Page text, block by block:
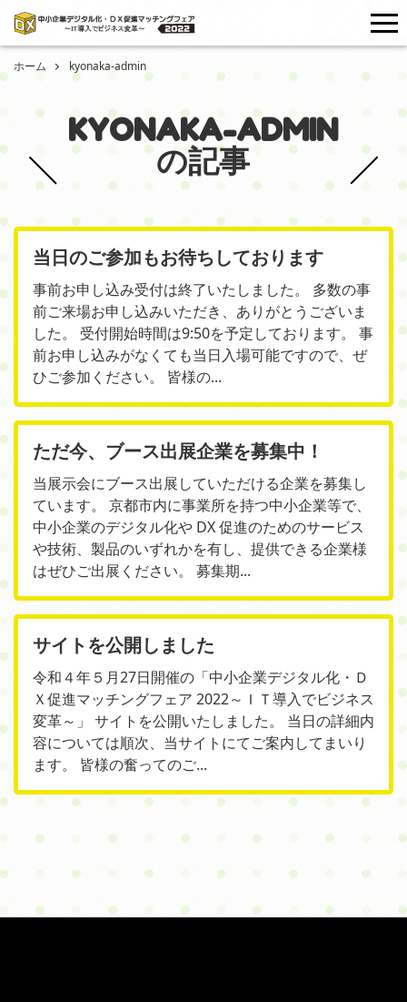
ホーム kyonaka-admin
KYONAKA-ADMIN
の記事
当日のご参加もお待ちしております
事前お申し込み受付は終了いたしました。 多数の事
前ご来場お申し込みいただき、ありがとうございま
した。 受付開始時間は9:50を予定しております。 事
前お申し込みがなくても当日入場可能ですので、ぜ
ひご参加ください。 皆様の...
ただ今、ブース出展企業を募集中！
当展示会にブース出展していただける企業を募集し
ています。 京都市内に事業所を持つ中小企業等で、
中小企業のデジタル化や DX 促進のためのサービス
や技術、製品のいずれかを有し、提供できる企業様
はぜひご出展ください。 募集期...
サイトを公開しました
令和４年５月27日開催の「中小企業デジタル化・Ｄ
Ｘ促進マッチングフェア 2022～ＩＴ導入でビジネス
変革～」 サイトを公開いたしました。 当日の詳細内
容については順次、当サイトにてご案内してまいり
ます。 皆様の奮ってのご...